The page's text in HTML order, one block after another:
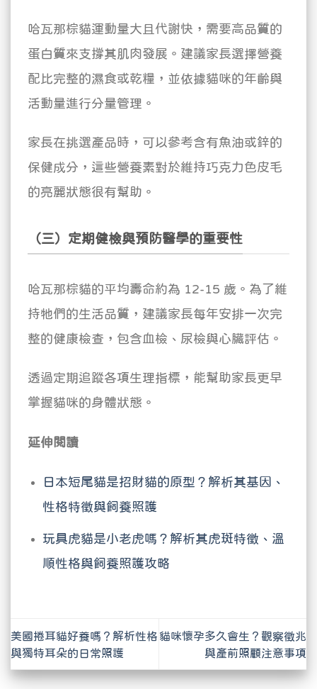
哈瓦那棕貓運動量大且代謝快，需要高品質的
蛋白質來支撐其肌肉發展。建議家長選擇營養
配比完整的濕食或乾糧，並依據貓咪的年齡與
活動量進行分量管理。
家長在挑選產品時，可以參考含有魚油或鋅的
保健成分，這些營養素對於維持巧克力色皮毛
的亮麗狀態很有幫助。
（三）定期健檢與預防醫學的重要性
哈瓦那棕貓的平均壽命約為 12-15 歲。為了維
持牠們的生活品質，建議家長每年安排一次完
整的健康檢查，包含血檢、尿檢與心臟評估。
透過定期追蹤各項生理指標，能幫助家長更早
掌握貓咪的身體狀態。
延伸閱讀
日本短尾貓是招財貓的原型？解析其基因、
性格特徵與飼養照護
玩具虎貓是小老虎嗎？解析其虎斑特徵、溫
順性格與飼養照護攻略
美國捲耳貓好養嗎？解析性格
與獨特耳朵的日常照護
貓咪懷孕多久會生？觀察徵兆
與產前照顧注意事項